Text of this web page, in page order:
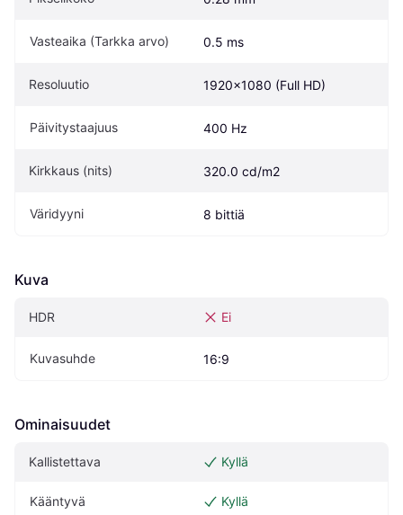
Vasteaika (Tarkka arvo) 0.5 ms
Resoluutio 1920x1080 (Full HD)
Päivitystaajuus 400 Hz
Kirkkaus (nits) 320.0 cd/m2
Väridyyni 8 bittiä
Kuva
HDR Ei
Kuvasuhde 16:9
Ominaisuudet
Kallistettava Kyllä
Kääntyvä Kyllä